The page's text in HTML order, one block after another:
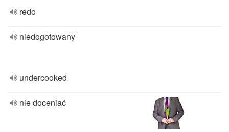
redo
niedogotowany
undercooked
nie doceniać